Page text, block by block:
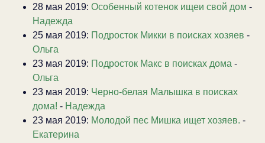
28 мая 2019: Особенный котенок ищеи свой дом -
Надежда
25 мая 2019: Подросток Микки в поисках хозяев -
Ольга
23 мая 2019: Подросток Макс в поисках дома -
Ольга
23 мая 2019: Черно-белая Малышка в поисках
дома! - Надежда
23 мая 2019: Молодой пес Мишка ищет хозяев. -
Екатерина